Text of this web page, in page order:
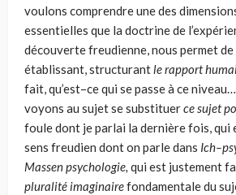
voulons comprendre une des
essentielles que la doctrine de
découverte freudienne, nous permet
établissant, structurantle rapport
fait, qu’est–ce qui se passe à ce
voyons au sujet se substituerce sujet
foule dont je parlai la dernière fois, qui
sens freudien dont on parle dans
Massen psy­chologie, qui est justement
pluralité imaginairefondamentale du